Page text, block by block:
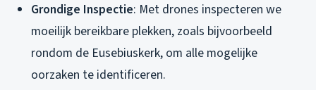
Grondige Inspectie: Met drones inspecteren we
moeilijk bereikbare plekken, zoals bijvoorbeeld
rondom de Eusebiuskerk, om alle mogelijke
oorzaken te identificeren.